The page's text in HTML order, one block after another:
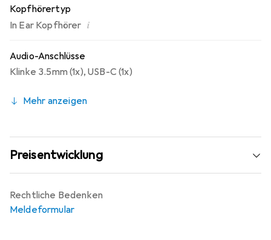
Kopfhörertyp
In Ear Kopfhörer i
Audio-Anschlüsse
Klinke 3.5mm (1x),USB-C (1x)
Mehr anzeigen
Preisentwicklung
Rechtliche Bedenken
Meldeformular